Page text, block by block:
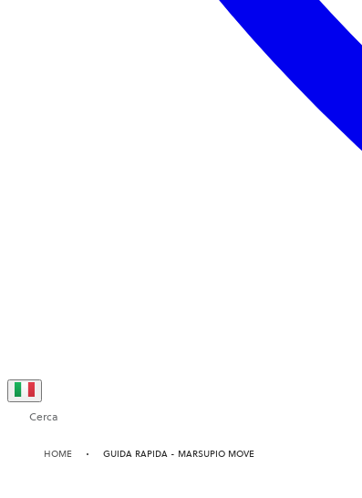
Cerca
HOME GUIDA RAPIDA - MARSUPIO MOVE